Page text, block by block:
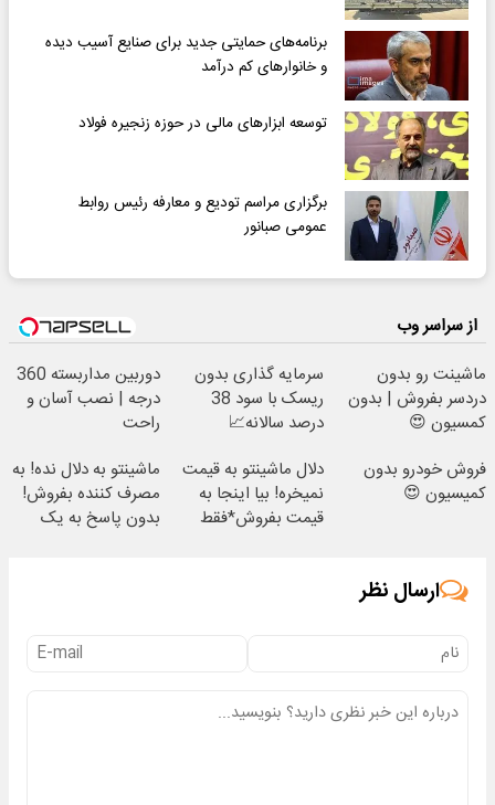
برنامه‌های حمایتی جدید برای صنایع آسیب دیده
و خانوارهای کم درآمد
توسعه ابزارهای مالی در حوزه زنجیره فولاد
برگزاری مراسم تودیع و معارفه رئیس روابط
عمومی صبانور
از سراسر وب
ماشینت رو بدون
دردسر بفروش | بدون
کمسیون 😍
سرمایه گذاری بدون
ریسک با سود 38
درصد سالانه📈
دوربین مداربسته 360
درجه | نصب آسان و
راحت
فروش خودرو بدون
کمیسیون 😍
دلال ماشینتو به قیمت
نمیخره! بیا اینجا به
قیمت بفروش*فقط
ماشینتو به دلال نده! به
مصرف کننده بفروش!
بدون پاسخ به یک
ارسال نظر